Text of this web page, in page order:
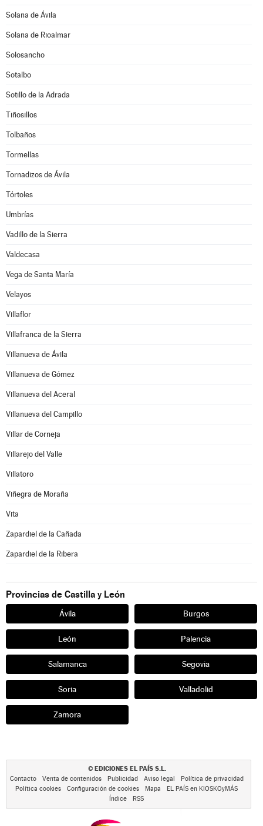
Solana de Ávila
Solana de Rioalmar
Solosancho
Sotalbo
Sotillo de la Adrada
Tiñosillos
Tolbaños
Tormellas
Tornadizos de Ávila
Tórtoles
Umbrías
Vadillo de la Sierra
Valdecasa
Vega de Santa María
Velayos
Villaflor
Villafranca de la Sierra
Villanueva de Ávila
Villanueva de Gómez
Villanueva del Aceral
Villanueva del Campillo
Villar de Corneja
Villarejo del Valle
Villatoro
Viñegra de Moraña
Vita
Zapardiel de la Cañada
Zapardiel de la Ribera
Provincias de Castilla y León
Ávila Burgos
León Palencia
Salamanca Segovia
Soria Valladolid
Zamora
© EDICIONES EL PAÍS S.L.
Contacto Venta de contenidos Publicidad Aviso legal
Política de privacidad
Política cookies
Configuración de cookies Mapa
EL PAÍS en KIOSKOyMÁS
Índice
RSS